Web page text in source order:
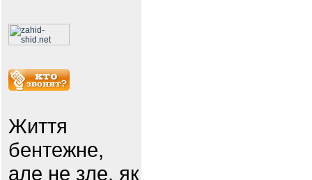
Життя
бентежне,
але не зле, як